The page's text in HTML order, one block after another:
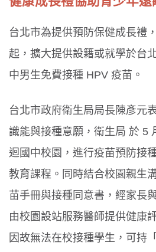
台北市為提供預防保健成長禮
起，擴大提供設籍或就學於台
中男生免費接種 HPV 疫苗。
台北市政府衛生局局長陳彥元
識能與接種意願，衛生局 於 5
迴國中校園，進行疫苗預防接
教育課程。同時結合校園親生
苗手冊與接種同意書，經家長
由校園設站服務醫師提供健康
因故無法在校接種學生，可持